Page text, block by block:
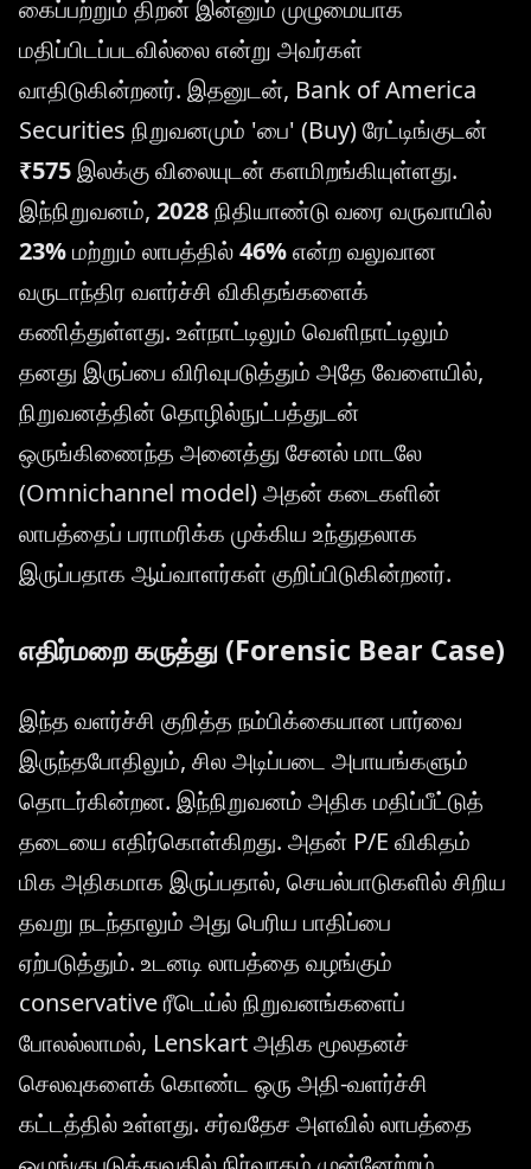
கைப்பற்றும் திறன் இன்னும் முழுமையாக
மதிப்பிடப்படவில்லை என்று அவர்கள்
வாதிடுகின்றனர். இதனுடன், Bank of America
Securities நிறுவனமும் 'பை' (Buy) ரேட்டிங்குடன்
₹575இலக்கு விலையுடன் களமிறங்கியுள்ளது.
இந்நிறுவனம், 2028நிதியாண்டு வரை வருவாயில்
23%மற்றும் லாபத்தில்46%என்ற வலுவான
வருடாந்திர வளர்ச்சி விகிதங்களைக்
கணித்துள்ளது. உள்நாட்டிலும் வெளிநாட்டிலும்
தனது இருப்பை விரிவுபடுத்தும் அதே வேளையில்,
நிறுவனத்தின் தொழில்நுட்பத்துடன்
ஒருங்கிணைந்த அனைத்து சேனல் மாடலே
(Omnichannel model) அதன் கடைகளின்
லாபத்தைப் பராமரிக்க முக்கிய உந்துதலாக
இருப்பதாக ஆய்வாளர்கள் குறிப்பிடுகின்றனர்.
எதிர்மறை கருத்து (Forensic Bear Case)
இந்த வளர்ச்சி குறித்த நம்பிக்கையான பார்வை
இருந்தபோதிலும், சில அடிப்படை அபாயங்களும்
தொடர்கின்றன. இந்நிறுவனம் அதிக மதிப்பீட்டுத்
தடையை எதிர்கொள்கிறது. அதன் P/E விகிதம்
மிக அதிகமாக இருப்பதால், செயல்பாடுகளில் சிறிய
தவறு நடந்தாலும் அது பெரிய பாதிப்பை
ஏற்படுத்தும். உடனடி லாபத்தை வழங்கும்
conservative ரீடெய்ல் நிறுவனங்களைப்
போலல்லாமல், Lenskart அதிக மூலதனச்
செலவுகளைக் கொண்ட ஒரு அதி-வளர்ச்சி
கட்டத்தில் உள்ளது. சர்வதேச அளவில் லாபத்தை